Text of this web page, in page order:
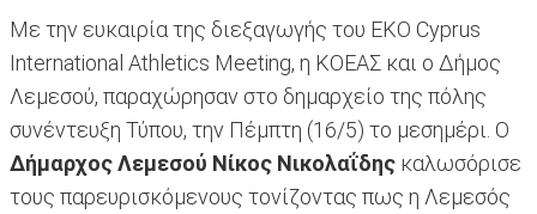
Με την ευκαιρία της διεξαγωγής του ΕΚΟ Cyprus
International Athletics Meeting, η ΚΟΕΑΣ και ο Δήμος
Λεμεσού, παραχώρησαν στο δημαρχείο της πόλης
συνέντευξη Τύπου, την Πέμπτη (16/5) το μεσημέρι. Ο
Δήμαρχος Λεμεσού Νίκος Νικολαΐδης καλωσόρισε
τους παρευρισκόμενους τονίζοντας πως η Λεμεσός